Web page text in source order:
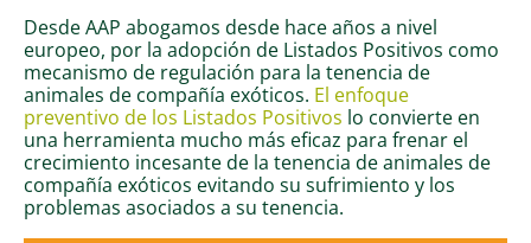
Desde AAP abogamos desde hace años a nivel
europeo, por la adopción de Listados Positivos como
mecanismo de regulación para la tenencia de
animales de compañía exóticos. El enfoque
preventivo de los Listados Positivos lo convierte en
una herramienta mucho más eficaz para frenar el
crecimiento incesante de la tenencia de animales de
compañía exóticos evitando su sufrimiento y los
problemas asociados a su tenencia.